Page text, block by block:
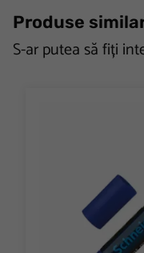
Produse
S-ar putea să fiți